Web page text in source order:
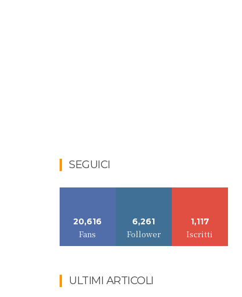
SEGUICI
20,616
Fans
6,261
Follower
1,117
Iscritti
ULTIMI ARTICOLI